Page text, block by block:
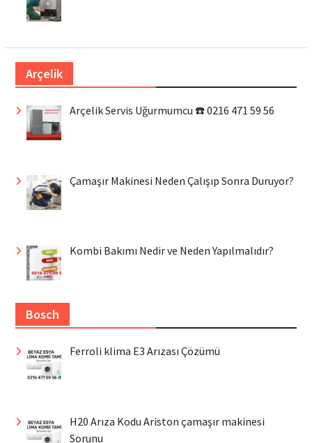
Arçelik
Arçelik Servis Uğurmumcu ☎️ 0216 471 59 56
Çamaşır Makinesi Neden Çalışıp Sonra Duruyor?
Kombi Bakımı Nedir ve Neden Yapılmalıdır?
Bosch
Ferroli klima E3 Arızası Çözümü
H20 Arıza Kodu Ariston çamaşır makinesi
Sorunu